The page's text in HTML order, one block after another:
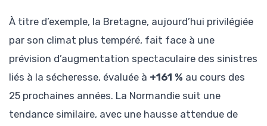
À titre d’exemple, la Bretagne, aujourd’hui privilégiée
par son climat plus tempéré, fait face à une
prévision d’augmentation spectaculaire des sinistres
liés à la sécheresse, évaluée à +161 % au cours des
25 prochaines années. La Normandie suit une
tendance similaire, avec une hausse attendue de